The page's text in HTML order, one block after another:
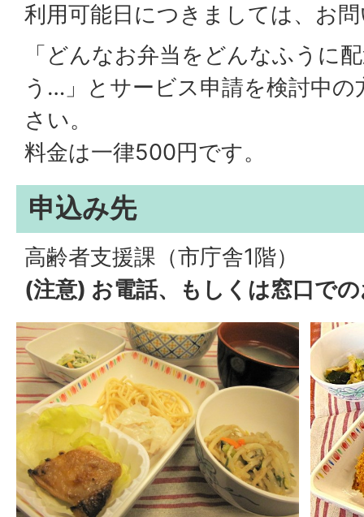
利用可能日につきましては、お
「どんなお弁当をどんなふうに
う…」とサービス申請を検討中
さい。
料金は一律500円です。
申込み先
高齢者支援課（市庁舎1階）
(注意) お電話、もしくは窓口で